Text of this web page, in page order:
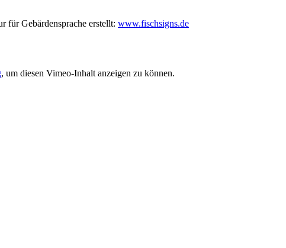
Gebärdensprache erstellt: www.fischsigns.de
, um diesen Vimeo-Inhalt anzeigen zu können.